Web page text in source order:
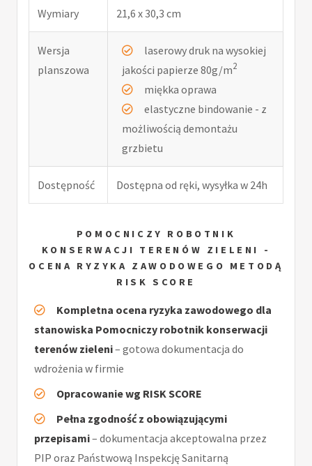
Wymiary 21,6 x 30,3 cm
Wersja
planszowa
laserowy druk na wysokiej
jakości papierze 80g/m2
miękka oprawa
elastyczne bindowanie - z
możliwością demontażu
grzbietu
Dostępność Dostępna od ręki, wysyłka w 24h
POMOCNICZY ROBOTNIK
KONSERWACJI TERENÓW ZIELENI -
OCENA RYZYKA ZAWODOWEGO METODĄ
RISK SCORE
Kompletna ocena ryzyka zawodowego dla
stanowiska Pomocniczy robotnik konserwacji
terenów zieleni– gotowa dokumentacja do
wdrożenia w firmie
Opracowanie wg RISK SCORE
Pełna zgodność z obowiązującymi
przepisami– dokumentacja akceptowalna przez
PIP oraz Państwową Inspekcję Sanitarną